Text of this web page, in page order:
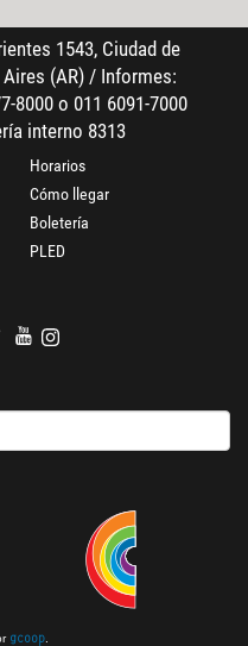
1543, Ciudad de
Aires (AR) / Informes:
8000 o 011 6091-7000
interno 8313
Horarios
Cómo llegar
Boletería
PLED
gcoop